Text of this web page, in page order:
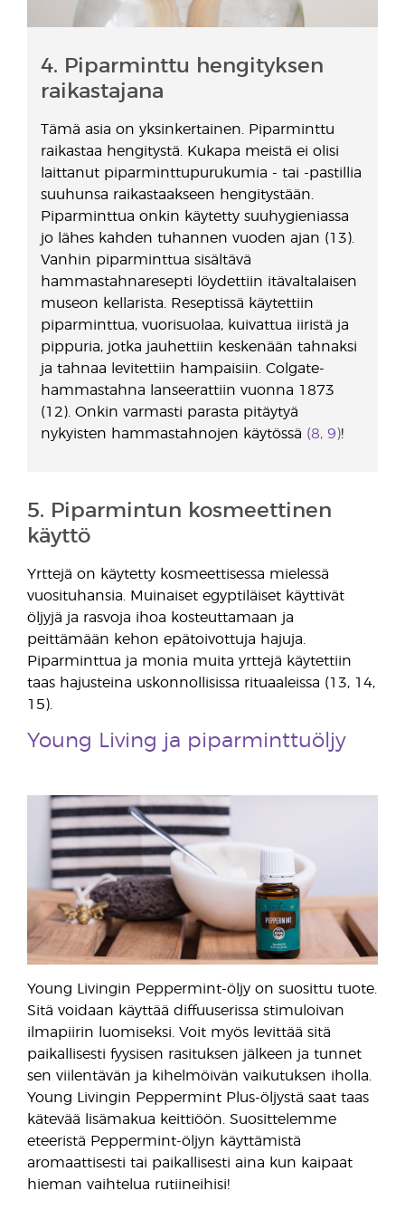
4. Piparminttu hengityksen
raikastajana
Tämä asia on yksinkertainen. Piparminttu
raikastaa hengitystä. Kukapa meistä ei olisi
laittanut piparminttupurukumia - tai -pastillia
suuhunsa raikastaakseen hengitystään.
Piparminttua onkin käytetty suuhygieniassa
jo lähes kahden tuhannen vuoden ajan (13).
Vanhin piparminttua sisältävä
hammastahnaresepti löydettiin itävaltalaisen
museon kellarista. Reseptissä käytettiin
piparminttua, vuorisuolaa, kuivattua iiristä ja
pippuria, jotka jauhettiin keskenään tahnaksi
ja tahnaa levitettiin hampaisiin. Colgate-
hammastahna lanseerattiin vuonna 1873
(12). Onkin varmasti parasta pitäytyä
nykyisten hammastahnojen käytössä (8, 9)!
5. Piparmintun kosmeettinen
käyttö
Yrttejä on käytetty kosmeettisessa mielessä
vuosituhansia. Muinaiset egyptiläiset käyttivät
öljyjä ja rasvoja ihoa kosteuttamaan ja
peittämään kehon epätoivottuja hajuja.
Piparminttua ja monia muita yrttejä käytettiin
taas hajusteina uskonnollisissa rituaaleissa (13, 14,
15).
Young Living ja piparminttuöljy
Young Livingin Peppermint-öljy on suosittu tuote.
Sitä voidaan käyttää diffuuserissa stimuloivan
ilmapiirin luomiseksi. Voit myös levittää sitä
paikallisesti fyysisen rasituksen jälkeen ja tunnet
sen viilentävän ja kihelmöivän vaikutuksen iholla.
Young Livingin Peppermint Plus-öljystä saat taas
kätevää lisämakua keittiöön. Suosittelemme
eteeristä Peppermint-öljyn käyttämistä
aromaattisesti tai paikallisesti aina kun kaipaat
hieman vaihtelua rutiineihisi!